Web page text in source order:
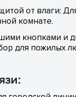
от влаги:
комнате.
кнопками и
для пожилых